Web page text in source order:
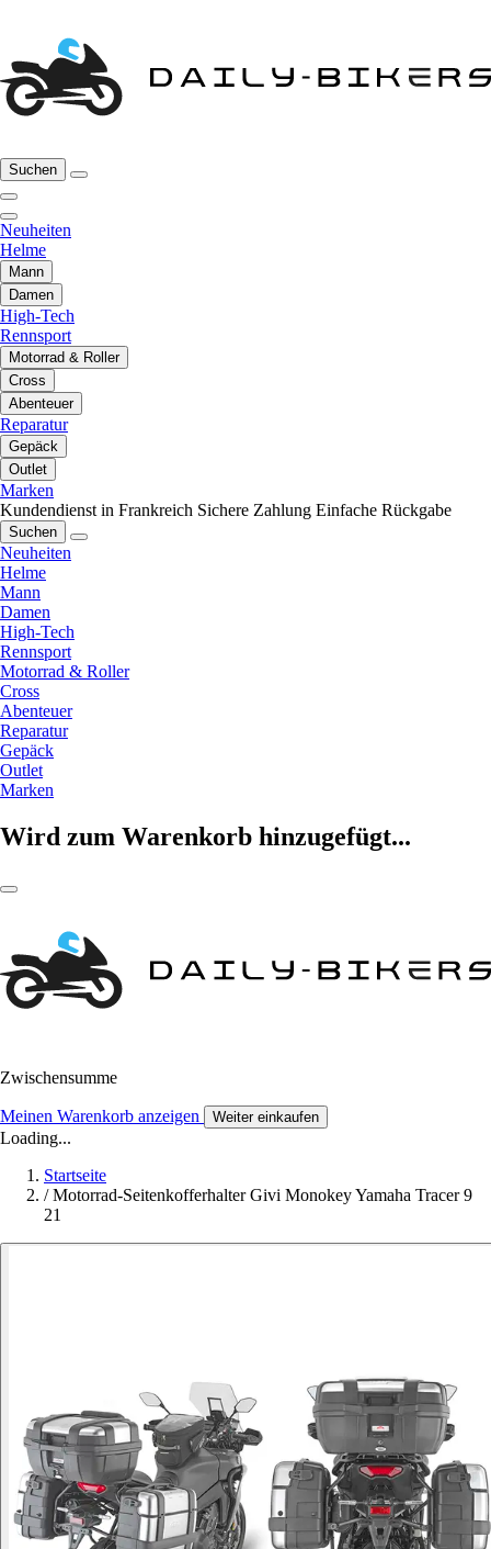
Suchen
Neuheiten
Helme
Mann
Damen
High-Tech
Rennsport
Motorrad & Roller
Cross
Abenteuer
Reparatur
Gepäck
Outlet
Marken
Kundendienst in Frankreich Sichere Zahlung Einfache Rückgabe
Suchen
Neuheiten
Helme
Mann
Damen
High-Tech
Rennsport
Motorrad & Roller
Cross
Abenteuer
Reparatur
Gepäck
Outlet
Marken
Wird zum Warenkorb hinzugefügt...
Zwischensumme
Meinen Warenkorb anzeigen Weiter einkaufen
Loading...
Startseite
/ Motorrad-Seitenkofferhalter Givi Monokey Yamaha Tracer 9
21